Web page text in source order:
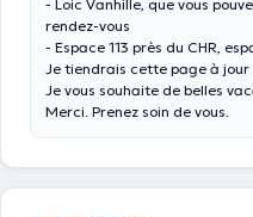
- Loic Vanhille, que vous
rendez-vous
- Espace 113 près du CHR,
Je tiendrais cette page à jour
Je vous souhaite de belles
Merci. Prenez soin de vous.